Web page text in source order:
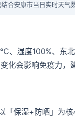
合安康市当日实时天气
、湿度100%、东
化会影响免疫力，
「保湿+防晒」为